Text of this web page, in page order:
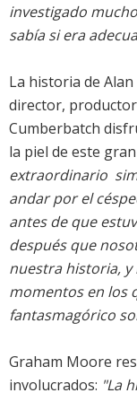
investigado
sabía si era
La historia de
director,
Cumberbatch
la piel de este
extraordinario 
andar por el
antes de que
después que
nuestra historia,
momentos en los
fantasmagórico
Graham Moore
involucrados: "La